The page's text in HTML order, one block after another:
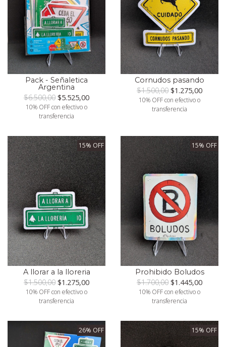
Pack - Señaletica
Argentina
$6.500,00 $5.525,00
10% OFF con efectivo o
transferencia
Cornudos pasando
$1.500,00 $1.275,00
10% OFF con efectivo o
transferencia
15% OFF
A llorar a la lloreria
$1.500,00 $1.275,00
10% OFF con efectivo o
transferencia
15% OFF
Prohibido Boludos
$1.700,00 $1.445,00
10% OFF con efectivo o
transferencia
26% OFF 15% OFF